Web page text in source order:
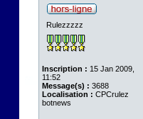
Rulezzzzz
Inscription : 15 Jan 2009,
11:52
Message(s) : 3688
Localisation : CPCrulez
botnews